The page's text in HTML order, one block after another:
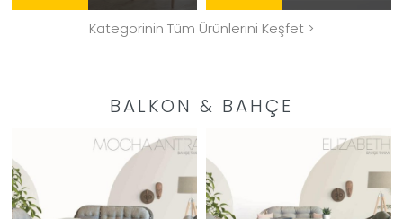
Kategorinin Tüm Ürünlerini Keşfet >
BALKON & BAHÇE